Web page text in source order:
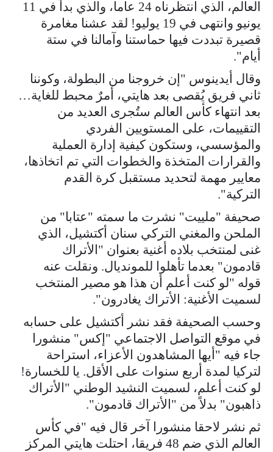
العالم، الذي انتظرناه 24 عاما، والذي بدأ في 11
يونيو وانتهى في 19 يوليو! لقد عشنا مغامرة
قصيرة تبددت فيها حماستنا وآمالنا في ستة
أيام".
وقال أيدينوس "إن خروجنا من البطولة، وكوننا
ثاني فريق يُقصى بعد هايتي، أمرٌ محبط للغاية…
بعد انتهاء كأس العالم ستُجرى العديد من
التقييمات، على المستويين الفردي
والمؤسسي، وستكون كيفية إدارة العملية
والقرارات المتخذة والخطوات التي تم اتخاذها،
معايير مهمة لتحديد مستقبل كرة القدم
التركية".
صحيفة "ملييت" نشرت ما سمته "عتابا" من
الملحن والمغني التركي سنان أكتشيل، الذي
غنى لمنتخب بلاده أغنية بعنوان "الأتراك
قادمون" بعدما تأهلوا للمونديال. ونقلت عنه
قوله "لو كنت أعلم أن هذا هو مصير المنتخب
لسميت الأغنية: الأتراك يغادرون".
وحسب الصحيفة فقد نشر أكتشيل على حسابه
في موقع التواصل الاجتماعي "إكس" منشورا
جاء فيه "أيها المشاهدون الأعزاء، استراحة
لتركيا لمدة أربع سنوات على الأقل. يا للخسارة!
لو كنت أعلم، لسميت النشيد الوطني "الأتراك
ذاهبون" بدلاً من "الأتراك قادمون".
ثم نشر لاحقا منشورا آخر قال فيه "في كأس
العالم الذي ضم 48 فريقا، احتلت هايتي المركز